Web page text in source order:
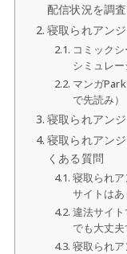
配信状況を調査
寝取られアン
コミック
シミュレ
マンガ
で先読み）
寝取られアン
寝取られアン
くある質問
寝取られ
サイトは
違法サイ
でも大丈
寝取られ